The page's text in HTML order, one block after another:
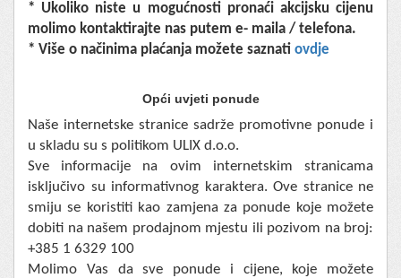
* Ukoliko niste u mogućnosti pronaći akcijsku cijenu
molimo kontaktirajte nas putem e- maila / telefona.
* Više o načinima plaćanja možete saznati ovdje
Opći uvjeti ponude
Naše internetske stranice sadrže promotivne ponude i
u skladu su s politikom ULIX d.o.o.
Sve informacije na ovim internetskim stranicama
isključivo su informativnog karaktera. Ove stranice ne
smiju se koristiti kao zamjena za ponude koje možete
dobiti na našem prodajnom mjestu ili pozivom na broj:
+385 1 6329 100
Molimo Vas da sve ponude i cijene, koje možete